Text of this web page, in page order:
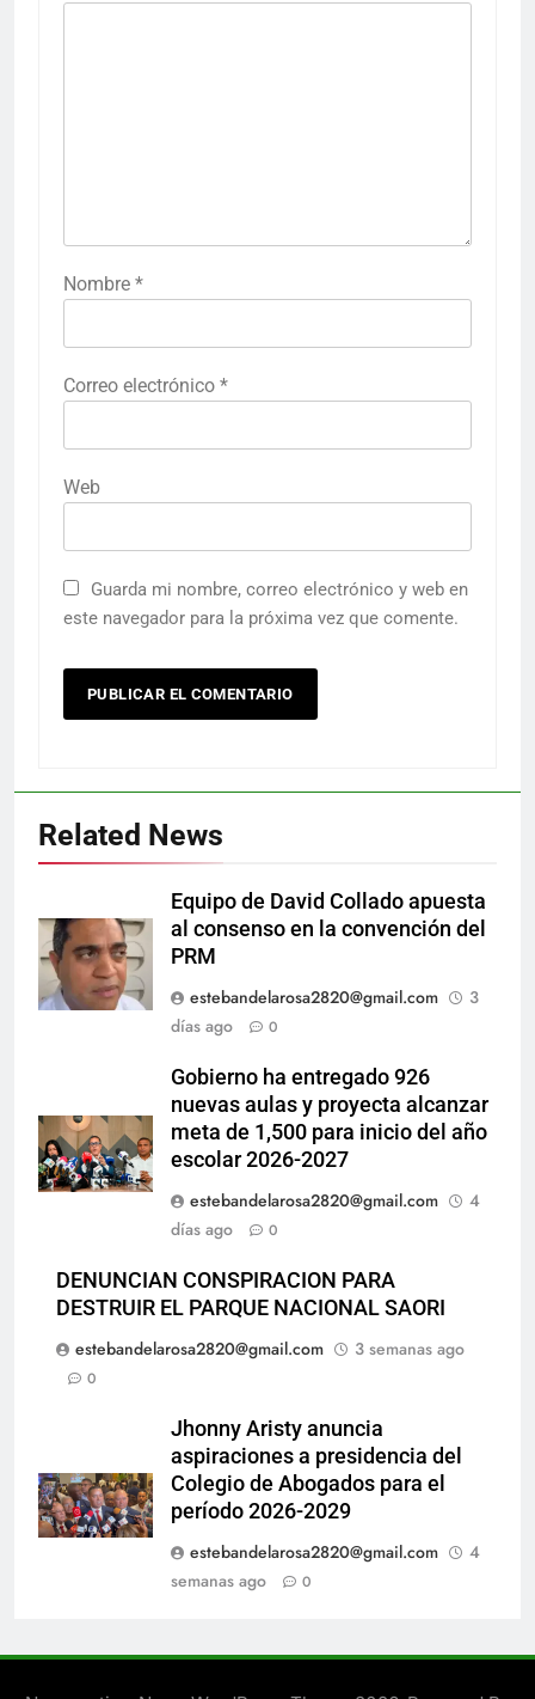
Nombre *
Correo electrónico *
Web
Guarda mi nombre, correo electrónico y web en
este navegador para la próxima vez que comente.
Related News
Equipo de David Collado apuesta
al consenso en la convención del
PRM
estebandelarosa2820@gmail.com
3
días ago
0
Gobierno ha entregado 926
nuevas aulas y proyecta alcanzar
meta de 1,500 para inicio del año
escolar 2026-2027
estebandelarosa2820@gmail.com
4
días ago
0
DENUNCIAN CONSPIRACION PARA
DESTRUIR EL PARQUE NACIONAL SAORI
estebandelarosa2820@gmail.com
3 semanas ago
0
Jhonny Aristy anuncia
aspiraciones a presidencia del
Colegio de Abogados para el
período 2026-2029
estebandelarosa2820@gmail.com
4
semanas ago
0